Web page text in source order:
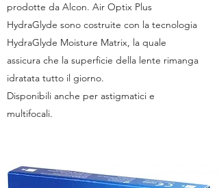
prodotte da Alcon. Air Optix Plus
HydraGlyde sono costruite con la tecnologia
HydraGlyde Moisture Matrix, la quale
assicura che la superficie della lente rimanga
idratata tutto il giorno.
Disponibili anche per astigmatici e
multifocali.